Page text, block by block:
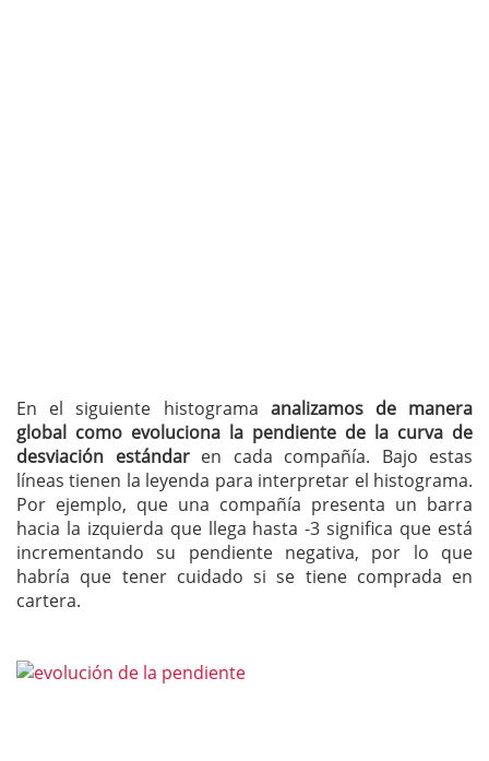
En el siguiente histograma analizamos de manera
global como evoluciona la pendiente de la curva de
desviación estándaren cada compañía. Bajo estas
líneas tienen la leyenda para interpretar el histograma.
Por ejemplo, que una compañía presenta un barra
hacia la izquierda que llega hasta -3 significa que está
incrementando su pendiente negativa, por lo que
habría que tener cuidado si se tiene comprada en
cartera.